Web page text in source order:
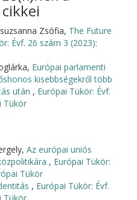
Zsófia, The Future
Évf. 26 szám 3 (2023):
Európai parlamenti
kisebbségekről több
után , Európai Tükör: Évf.
Tükör
Az európai uniós
, Európai Tükör:
Tükör
, Európai Tükör: Évf.